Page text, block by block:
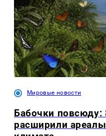
Мировые новости
Бабочки повсюду:
расширили